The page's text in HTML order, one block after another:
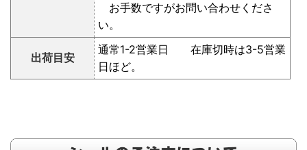
お手数ですがお問い合わせくださ
い。
出荷目安
通常1-2営業日 在庫切時は3-5営業
日ほど。